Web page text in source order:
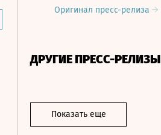
Оригинал пресс-релиза
ДРУГИЕ ПРЕСС-РЕЛИЗЫ
Показать еще